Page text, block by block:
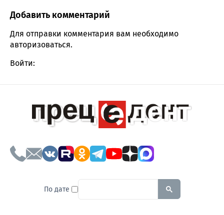
Comment section
Добавить комментарий
Для отправки комментария вам необходимо
авторизоваться.
Войти:
По дате To search this site, enter a